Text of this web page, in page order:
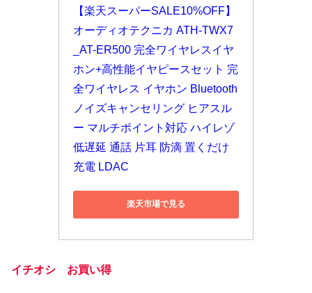
【楽天スーパーSALE10%OFF】
オーディオテクニカ ATH-TWX7
_AT-ER500 完全ワイヤレスイヤ
ホン+高性能イヤピースセット 完
全ワイヤレス イヤホン Bluetooth
ノイズキャンセリング ヒアスル
ー マルチポイント対応 ハイレゾ
低遅延 通話 片耳 防滴 置くだけ
充電 LDAC
楽天市場で見る
イチオシ お買い得